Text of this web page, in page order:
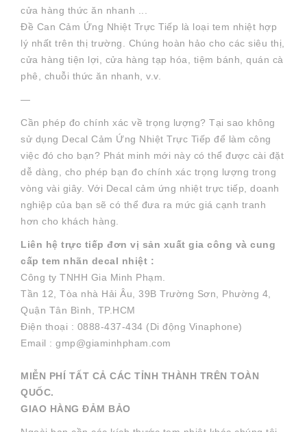
cửa hàng thức ăn nhanh ...
Đề Can Cảm Ứng Nhiệt Trực Tiếp là loại tem nhiệt hợp
lý nhất trên thị trường. Chúng hoàn hảo cho các siêu thị,
cửa hàng tiện lợi, cửa hàng tạp hóa, tiệm bánh, quán cà
phê, chuỗi thức ăn nhanh, v.v.
—
Cần phép đo chính xác về trọng lượng? Tại sao không
sử dụng Decal Cảm Ứng Nhiệt Trực Tiếp để làm công
việc đó cho bạn? Phát minh mới này có thể được cài đặt
dễ dàng, cho phép bạn đo chính xác trọng lượng trong
vòng vài giây. Với Decal cảm ứng nhiệt trực tiếp, doanh
nghiệp của bạn sẽ có thể đưa ra mức giá cạnh tranh
hơn cho khách hàng.
Liên hệ trực tiếp đơn vị sản xuất gia công và cung
cấp tem nhãn decal nhiệt :
Công ty TNHH Gia Minh Phạm.
Tần 12, Tòa nhà Hải Âu, 39B Trường Sơn, Phường 4,
Quận Tân Bình, TP.HCM
Điện thoại : 0888-437-434 (Di động Vinaphone)
Email : gmp@giaminhpham.com
MIỄN PHÍ TẤT CẢ CÁC TỈNH THÀNH TRÊN TOÀN
QUỐC.
GIAO HÀNG ĐẢM BẢO